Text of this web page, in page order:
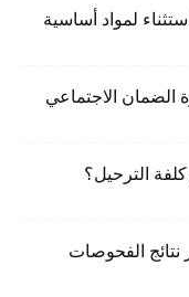
لمواد أساسية
الترحيل؟
الفحوصات